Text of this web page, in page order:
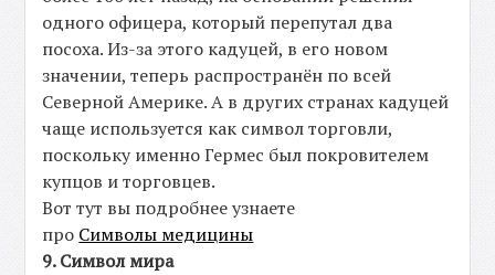
одного офицера, который перепутал два
посоха. Из-за этого кадуцей, в его новом
значении, теперь распространён по всей
Северной Америке. А в других странах кадуцей
чаще используется как символ торговли,
поскольку именно Гермес был покровителем
купцов и торговцев.
Вот тут вы подробнее узнаете
про Символы медицины
9. Символ мира